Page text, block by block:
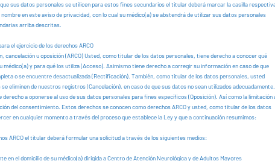
que sus datos personales se utilicen para estos fines secundarios el titular deberá marcar la casilla
nombre en este aviso de privacidad, con lo cual su médico(a) se abstendrá de utilizar sus datos personales
arriba descritas.
el ejercicio de los derechos ARCO
cancelación u oposición (ARCO) Usted, como titular de los datos personales, tiene derecho a conocer qué
médico(a) y para qué los utiliza (Acceso). Asimismo tiene derecho a corregir su información en caso de que
o se encuentre desactualizada (Rectificación). También, como titular de los datos personales, usted
eliminen de nuestros registros (Cancelación), en caso de que sus datos no sean utilizados adecuadamente.
a oponerse al uso de sus datos personales para fines específicos (Oposición). Así como la limitación
del consentimiento. Estos derechos se conocen como derechos ARCO y usted, como titular de los datos
en cualquier momento a través del proceso que establece la Ley y que a continuación resumimos:
ARCO el titular deberá formular una solicitud a través de los siguientes medios:
en el domicilio de su médico(a) dirigida a Centro de Atención Neurológica y de Adultos Mayores